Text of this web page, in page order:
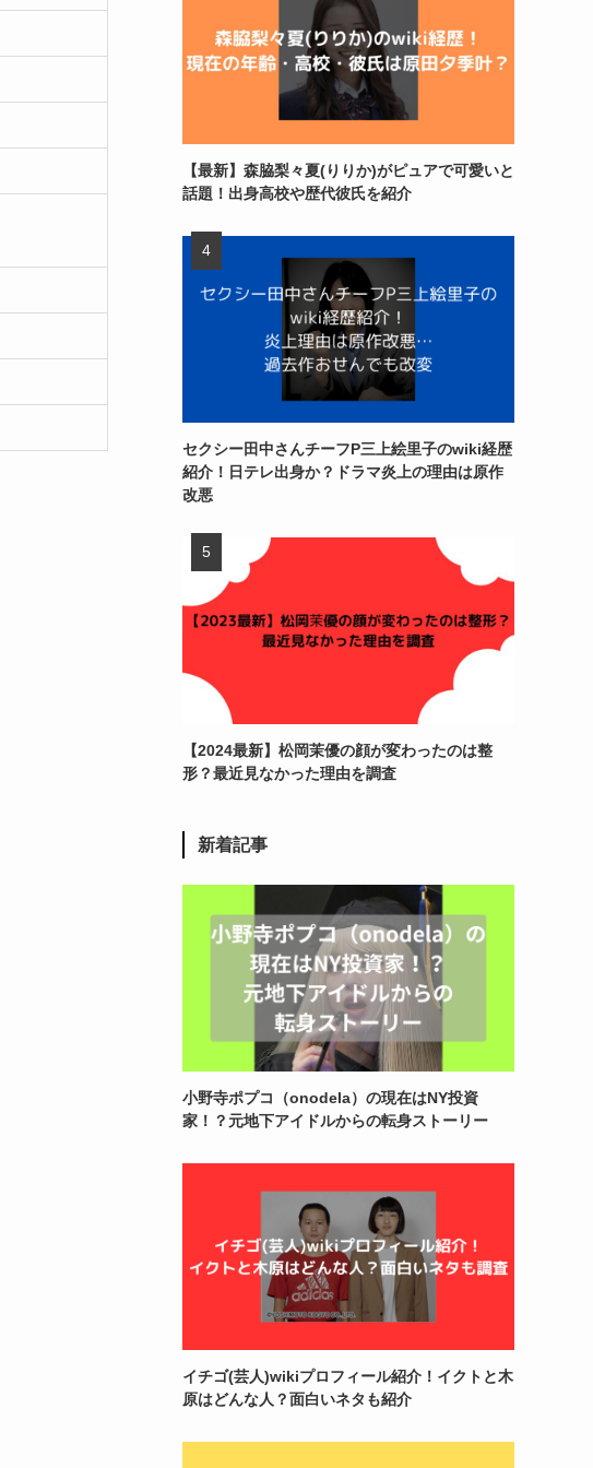
【最新】森脇梨々夏(りりか)がピュアで可愛いと
話題！出身高校や歴代彼氏を紹介
セクシー田中さんチーフP三上絵里子のwiki経歴
紹介！日テレ出身か？ドラマ炎上の理由は原作
改悪
【2024最新】松岡茉優の顔が変わったのは整
形？最近見なかった理由を調査
新着記事
小野寺ポプコ（onodela）の現在はNY投資
家！？元地下アイドルからの転身ストーリー
イチゴ(芸人)wikiプロフィール紹介！イクトと木
原はどんな人？面白いネタも紹介